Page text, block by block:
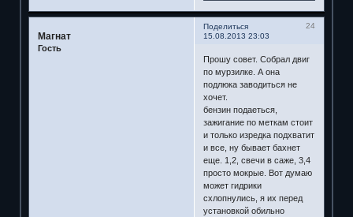
Поделиться
24
15.08.2013 23:03
Магнат
Гость
Прошу совет. Собрал двиг
по мурзилке. А она
подлюка заводиться не
хочет.
бензин подаеться,
зажигание по меткам стоит
и только изредка подхватит
и все, ну бывает бахнет
еще. 1,2, свечи в саже, 3,4
просто мокрые. Вот думаю
может гидрики
схлопнулись, я их перед
установкой обильно